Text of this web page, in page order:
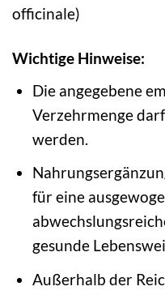
officinale)
Wichtige Hinweise:
Die angegebene
Verzehrmenge
werden.
für eine
gesunde
Außerhalb der